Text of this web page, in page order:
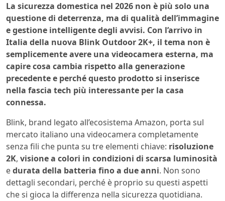
La sicurezza domestica nel 2026 non è più solo una
questione di deterrenza, ma di qualità dell’immagine
e gestione intelligente degli avvisi. Con l’arrivo in
Italia della nuova Blink Outdoor 2K+, il tema non è
semplicemente avere una videocamera esterna, ma
capire cosa cambia rispetto alla generazione
precedente e perché questo prodotto si inserisce
nella fascia tech più interessante per la casa
connessa.
Blink, brand legato all’ecosistema Amazon, porta sul
mercato italiano una videocamera completamente
senza fili che punta su tre elementi chiave: risoluzione
2K, visione a colori in condizioni di scarsa luminosità
edurata della batteria fino a due anni. Non sono
dettagli secondari, perché è proprio su questi aspetti
che si gioca la differenza nella sicurezza quotidiana.